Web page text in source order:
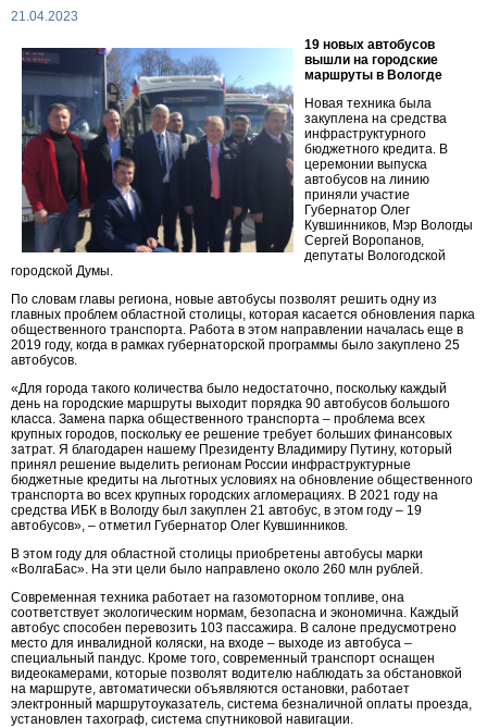
21.04.2023
19 новых автобусов
вышли на городские
маршруты в Вологде
Новая техника была
закуплена на средства
инфраструктурного
бюджетного кредита. В
церемонии выпуска
автобусов на линию
приняли участие
Губернатор Олег
Кувшинников, Мэр Вологды
Сергей Воропанов,
депутаты Вологодской
городской Думы.
По словам главы региона, новые автобусы позволят решить одну из
главных проблем областной столицы, которая касается обновления парка
общественного транспорта. Работа в этом направлении началась еще в
2019 году, когда в рамках губернаторской программы было закуплено 25
автобусов.
«Для города такого количества было недостаточно, поскольку каждый
день на городские маршруты выходит порядка 90 автобусов большого
класса. Замена парка общественного транспорта – проблема всех
крупных городов, поскольку ее решение требует больших финансовых
затрат. Я благодарен нашему Президенту Владимиру Путину, который
принял решение выделить регионам России инфраструктурные
бюджетные кредиты на льготных условиях на обновление общественного
транспорта во всех крупных городских агломерациях. В 2021 году на
средства ИБК в Вологду был закуплен 21 автобус, в этом году – 19
автобусов», – отметил Губернатор Олег Кувшинников.
В этом году для областной столицы приобретены автобусы марки
«ВолгаБас». На эти цели было направлено около 260 млн рублей.
Современная техника работает на газомоторном топливе, она
соответствует экологическим нормам, безопасна и экономична. Каждый
автобус способен перевозить 103 пассажира. В салоне предусмотрено
место для инвалидной коляски, на входе – выходе из автобуса –
специальный пандус. Кроме того, современный транспорт оснащен
видеокамерами, которые позволят водителю наблюдать за обстановкой
на маршруте, автоматически объявляются остановки, работает
электронный маршрутоуказатель, система безналичной оплаты проезда,
установлен тахограф, система спутниковой навигации.